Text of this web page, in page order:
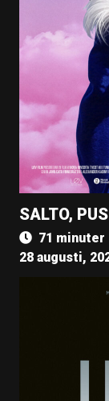
SALTO,
71 minuter
28 augusti,